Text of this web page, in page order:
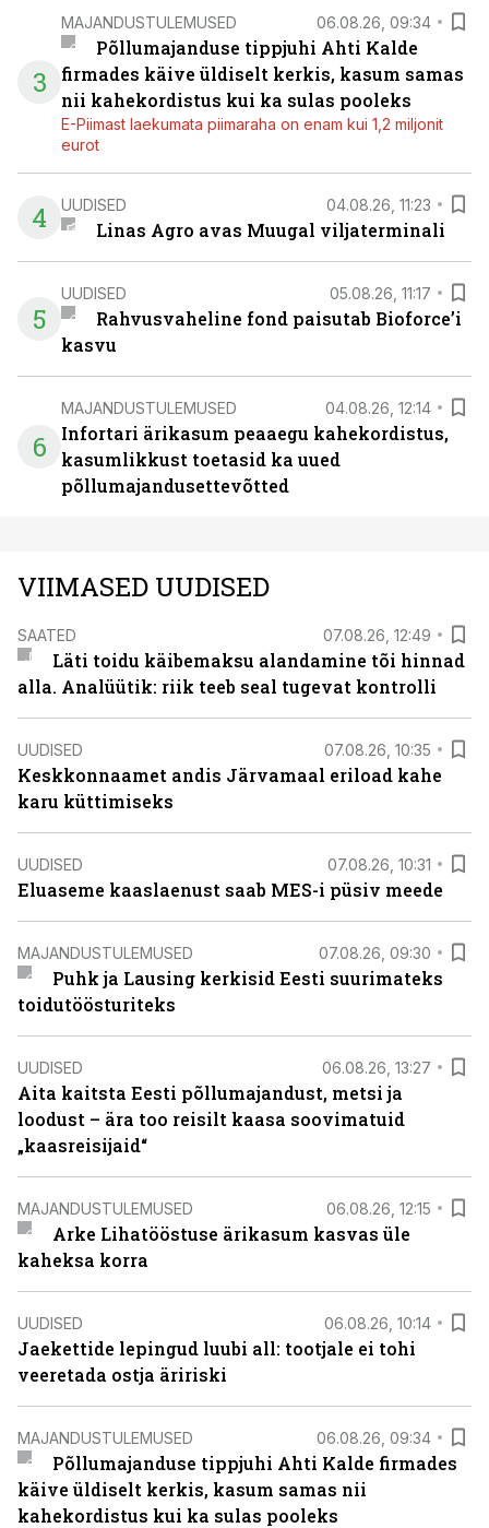
3
MAJANDUSTULEMUSED 06.08.26, 09:34
Põllumajanduse tippjuhi Ahti Kalde
firmades käive üldiselt kerkis, kasum samas
nii kahekordistus kui ka sulas pooleks
E-Piimast laekumata piimaraha on enam kui 1,2 miljonit
eurot
4 UUDISED 04.08.26, 11:23
Linas Agro avas Muugal viljaterminali
5
UUDISED 05.08.26, 11:17
Rahvusvaheline fond paisutab Bioforce’i
kasvu
6
MAJANDUSTULEMUSED 04.08.26, 12:14
Infortari ärikasum peaaegu kahekordistus,
kasumlikkust toetasid ka uued
põllumajandusettevõtted
VIIMASED UUDISED
SAATED 07.08.26, 12:49
Läti toidu käibemaksu alandamine tõi hinnad
alla. Analüütik: riik teeb seal tugevat kontrolli
UUDISED 07.08.26, 10:35
Keskkonnaamet andis Järvamaal eriload kahe
karu küttimiseks
UUDISED 07.08.26, 10:31
Eluaseme kaaslaenust saab MES-i püsiv meede
MAJANDUSTULEMUSED 07.08.26, 09:30
Puhk ja Lausing kerkisid Eesti suurimateks
toidutöösturiteks
UUDISED 06.08.26, 13:27
Aita kaitsta Eesti põllumajandust, metsi ja
loodust – ära too reisilt kaasa soovimatuid
„kaasreisijaid“
MAJANDUSTULEMUSED 06.08.26, 12:15
Arke Lihatööstuse ärikasum kasvas üle
kaheksa korra
UUDISED 06.08.26, 10:14
Jaekettide lepingud luubi all: tootjale ei tohi
veeretada ostja äririski
MAJANDUSTULEMUSED 06.08.26, 09:34
Põllumajanduse tippjuhi Ahti Kalde firmades
käive üldiselt kerkis, kasum samas nii
kahekordistus kui ka sulas pooleks